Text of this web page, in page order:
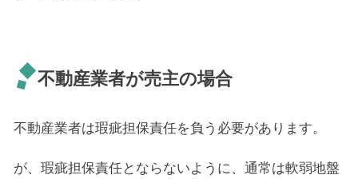
不動産業者が売主の場合
不動産業者は瑕疵担保責任を負う必要があります。
が、瑕疵担保責任とならないように、通常は軟弱地盤